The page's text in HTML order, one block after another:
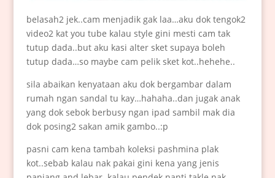
belasah2 jek..cam menjadik gak laa…aku dok tengok2
video2 kat you tube kalau style gini mesti cam tak
tutup dada..but aku kasi alter sket supaya boleh
tutup dada…so maybe cam pelik sket kot..hehehe..
sila abaikan kenyataan aku dok bergambar dalam
rumah ngan sandal tu kay…hahaha..dan jugak anak
yang dok sebok berbusy ngan ipad sambil mak dia
dok posing2 sakan amik gambo..:p
pasni cam kena tambah koleksi pashmina plak
kot..sebab kalau nak pakai gini kena yang jenis